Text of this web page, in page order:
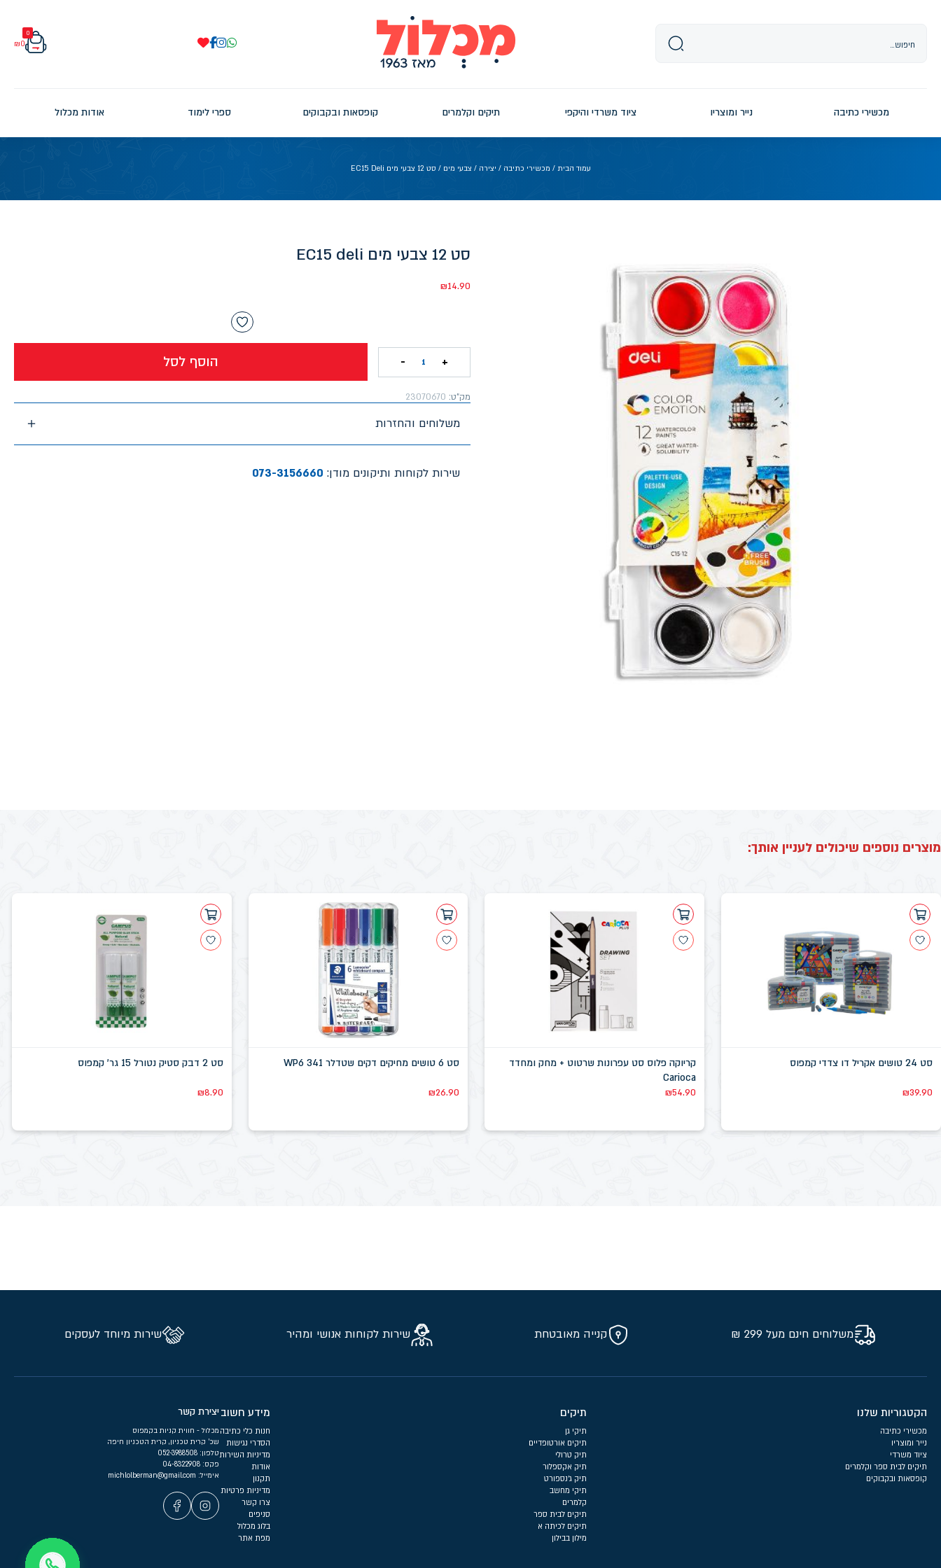
0
₪0
מכשירי כתיבה נייר ומוצריו ציוד משרדי והיקפי תיקים וקלמרים קופסאות ובקבוקים ספרי לימוד אודות מכלול
עמוד הבית / מכשירי כתיבה / יצירה / צבעי מים / סט 12 צבעי מים EC15 Deli
סט 12 צבעי מים EC15 deli
₪14.90
הוסף לסל +
1
-
מק"ט: 23070670
משלוחים והחזרות
שירות לקוחות ותיקונים מודן: 073-3156660
מוצרים נוספים שיכולים לעניין אותך:
סט 24 טושים אקריל דו צדדי קמפוס
₪39.90
קריוקה פלוס סט עפרונות שרטוט + מחק ומחדד
Carioca
₪54.90
סט 6 טושים מחיקים דקים שטדלר 341 WP6
₪26.90
סט 2 דבק סטיק נטורל 15 גר' קמפוס
₪8.90
משלוחים חינם מעל 299 ₪ קנייה מאובטחת שירות לקוחות אנושי ומהיר שירות מיוחד לעסקים
הקטגוריות שלנו
מכשירי כתיבה
נייר ומוצריו
ציוד משרדי
תיקים לבית ספר וקלמרים
קופסאות ובקבוקים
תיקים
תיקי גן
תיקים אורטופדיים
תיק טרולי
תיק אקספלור
תיק ג'נספורט
תיקי מחשב
קלמרים
תיקים לבית ספר
תיקים לכיתה א
מילון בבילון
מידע חשוב
חנות כלי כתיבה
הסדרי נגישות
מדיניות השירות
אודות
תקנון
מדיניות פרטיות
צרו קשר
סניפים
בלוג מכלול
מפת אתר
יצירת קשר
מכלול - חווית קניות בקמפוס
שכ’ קרית טכניון, קרית הטכניון חיפה
טלפון:
פקס: 04-8322908
אימייל: